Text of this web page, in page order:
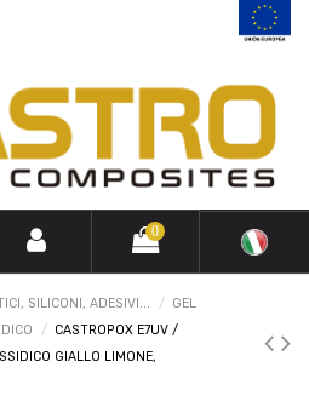
0
SILICONI, ADESIVI...
GEL
CASTROPOX E7UV /
GIALLO LIMONE,